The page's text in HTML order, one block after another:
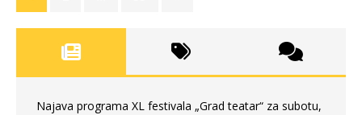
Najava programa XL festivala „Grad teatar“ za subotu,